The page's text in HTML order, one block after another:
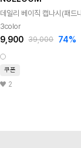
데일리 베이직 캡나시(패드내장)
3color
9,900 39,000 74%
쿠폰
2